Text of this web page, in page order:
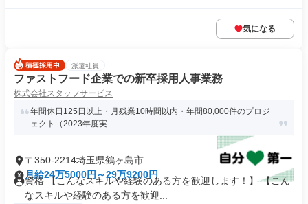
気になる
派遣社員
ファストフード企業での新卒採用人事業務
株式会社スタッフサービス
年間休日125日以上・月残業10時間以内・年間80,000件のプロジ
ェクト（2023年度実...
〒350-2214埼玉県鶴ヶ島市
月給24万5000円～29万9200円
資格 【こんなスキルや経験のある方を歓迎します！】 【こん
なスキルや経験のある方を歓迎...